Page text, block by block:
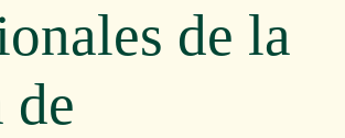
de la
de